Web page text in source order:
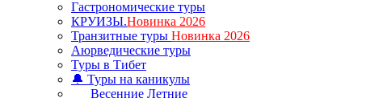
Гастрономические туры
КРУИЗЫ.Новинка 2026
Транзитные туры Новинка 2026
Аюрведические туры
Туры в Тибет
🔔 Туры на каникулы
Весенние Летние